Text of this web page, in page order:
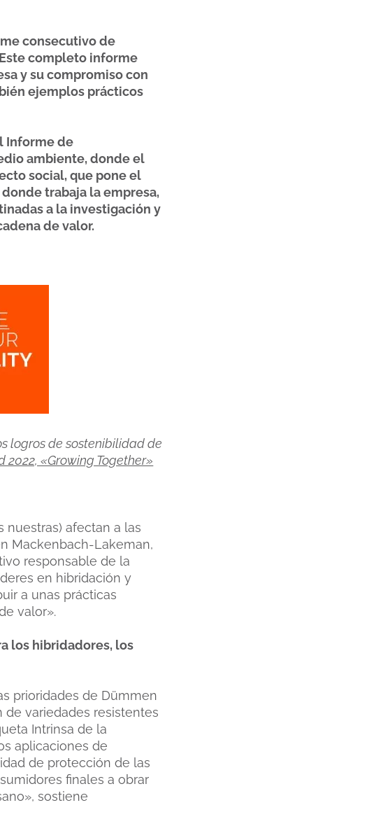
consecutivo de
completo informe
y su compromiso con
ejemplos prácticos
Informe de
ambiente, donde el
social, que pone el
trabaja la empresa,
a la investigación y
de valor.
logros de sostenibilidad de
«Growing Together»
nuestras) afectan a las
Mackenbach-Lakeman,
responsable de la
en hibridación y
a unas prácticas
valor».
los hibridadores, los
prioridades de Dümmen
variedades resistentes
Intrinsa de la
aplicaciones de
de protección de las
finales a obrar
sostiene